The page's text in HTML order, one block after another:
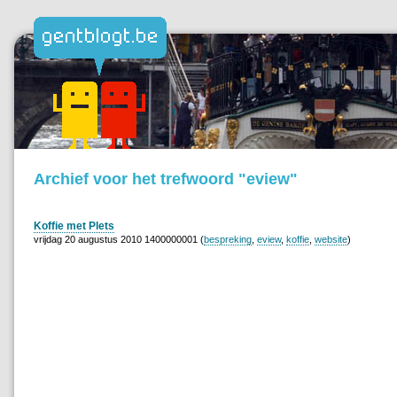
Archief voor het trefwoord "eview"
Koffie met Plets
vrijdag 20 augustus 2010 1400000001 (bespreking eview, koffie website)